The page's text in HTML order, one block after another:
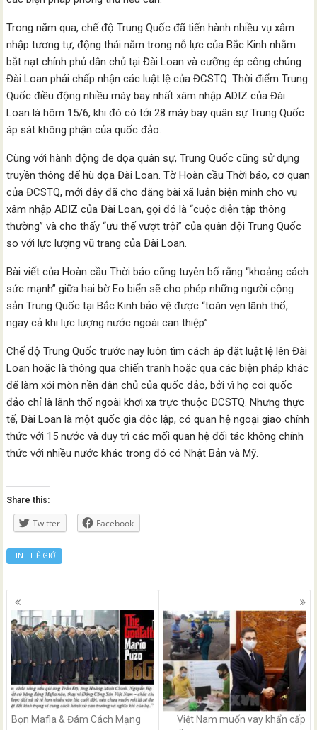
Trong năm qua, chế độ Trung Quốc đã tiến hành nhiều vụ xâm
nhập tương tự, động thái nằm trong nỗ lực của Bắc Kinh nhằm
bắt nạt chính phủ dân chủ tại Đài Loan và cưỡng ép công chúng
Đài Loan phải chấp nhận các luật lệ của ĐCSTQ. Thời điểm Trung
Quốc điều động nhiều máy bay nhất xâm nhập ADIZ của Đài
Loan là hôm 15/6, khi đó có tới 28 máy bay quân sự Trung Quốc
áp sát không phận của quốc đảo.
Cùng với hành động đe dọa quân sự, Trung Quốc cũng sử dụng
truyền thông để hù dọa Đài Loan. Tờ Hoàn cầu Thời báo, cơ quan
của ĐCSTQ, mới đây đã cho đăng bài xã luận biện minh cho vụ
xâm nhập ADIZ của Đài Loan, gọi đó là “cuộc diễn tập thông
thường” và cho thấy “ưu thế vượt trội” của quân đội Trung Quốc
so với lực lượng vũ trang của Đài Loan.
Bài viết của Hoàn cầu Thời báo cũng tuyên bố rằng “khoảng cách
sức mạnh” giữa hai bờ Eo biển sẽ cho phép những người cộng
sản Trung Quốc tại Bắc Kinh bảo vệ được “toàn vẹn lãnh thổ,
ngay cả khi lực lượng nước ngoài can thiệp”.
Chế độ Trung Quốc trước nay luôn tìm cách áp đặt luật lệ lên Đài
Loan hoặc là thông qua chiến tranh hoặc qua các biện pháp khác
để làm xói mòn nền dân chủ của quốc đảo, bởi vì họ coi quốc
đảo chỉ là lãnh thổ ngoài khơi xa trực thuộc ĐCSTQ. Nhưng thực
tế, Đài Loan là một quốc gia độc lập, có quan hệ ngoại giao chính
thức với 15 nước và duy trì các mối quan hệ đối tác không chính
thức với nhiều nước khác trong đó có Nhật Bản và Mỹ.
Share this:
Twitter Facebook
TIN THẾ GIỚI
Posts
navigation
Bọn Mafia & Đám Cách Mạng
Việt Nam muốn vay khẩn cấp